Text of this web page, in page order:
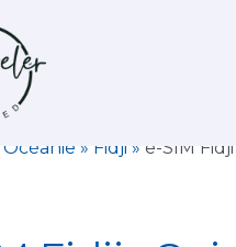
Océanie » Fidji » e-SIM Fidji